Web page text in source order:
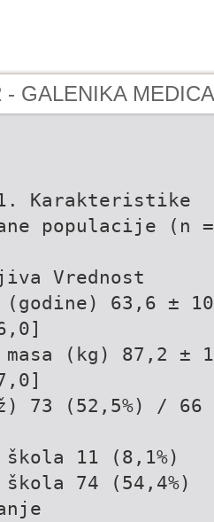
- GALENIKA
Karakteristike
populacije (n =
Vrednost
(godine) 63,6 ±
masa (kg) 87,2 ±
73 (52,5%) / 66
škola 11 (8,1%)
škola 74 (54,4%)